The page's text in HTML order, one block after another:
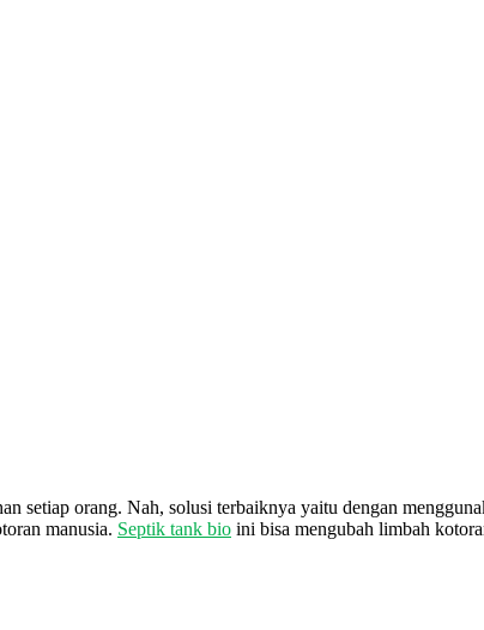
setiap orang. Nah, solusi terbaiknya yaitu dengan
manusia. Septik tank bio ini bisa mengubah limbah